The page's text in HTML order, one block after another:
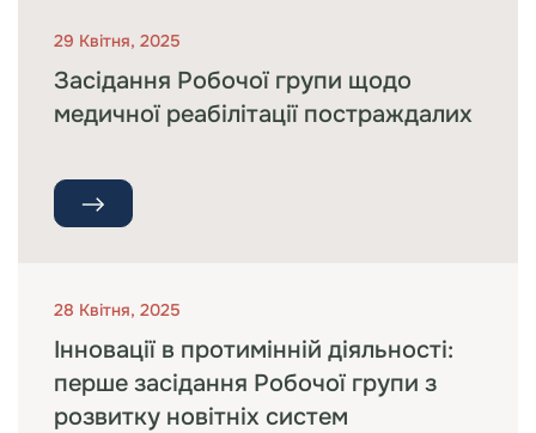
29 Квітня, 2025
Засідання Робочої групи щодо
медичної реабілітації постраждалих
28 Квітня, 2025
Інновації в протимінній діяльності:
перше засідання Робочої групи з
розвитку новітніх систем